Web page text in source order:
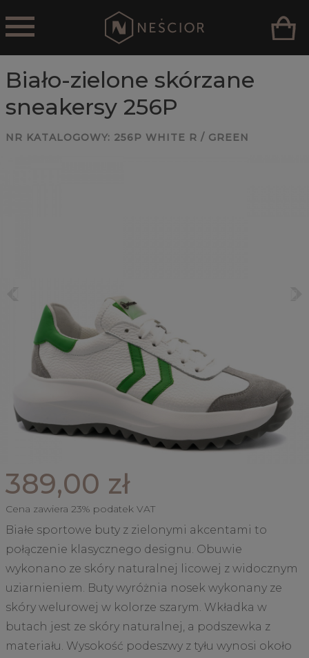
Biało-zielone skórzane
sneakersy 256P
NR KATALOGOWY: 256P WHITE R / GREEN
389,00 zł
Cena zawiera 23% podatek VAT
Białe sportowe buty z zielonymi akcentami to
połączenie klasycznego designu. Obuwie
wykonano ze skóry naturalnej licowej z widocznym
uziarnieniem. Buty wyróżnia nosek wykonany ze
skóry welurowej w kolorze szarym. Wkładka w
butach jest ze skóry naturalnej, a podszewka z
materiału. Wysokość podeszwy z tyłu wynosi około